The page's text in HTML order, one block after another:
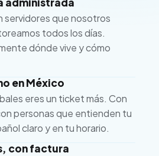
servidores que nosotros
todos los días.
dónde vive y cómo
en México
eres un ticket más. Con
personas que entienden tu
claro y en tu horario.
con factura